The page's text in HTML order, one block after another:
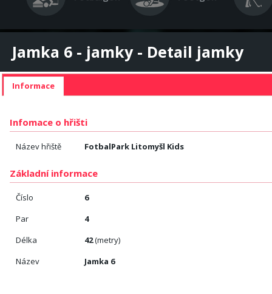
Jamka 6 - jamky - Detail jamky
Informace
Infomace o hřišti
Název hřiště FotbalPark Litomyšl Kids
Základní informace
Číslo
6
Par
4
Délka
42(metry)
Název
Jamka 6